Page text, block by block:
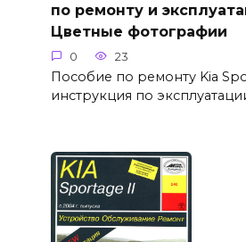
по ремонту и
Цветные фотографии
0 23
Пособие по ремонту Kia
инструкция по